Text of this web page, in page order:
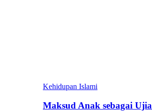
Kehidupan Islami
Maksud Anak sebagai